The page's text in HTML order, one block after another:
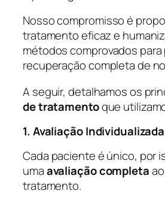
Nosso compromisso é
tratamento eficaz e
métodos comprovados para
recuperação completa de
A seguir, detalhamos os
de tratamentoque
1. Avaliação Individualizada
Cada paciente é único, por
umaavaliação completa
tratamento.